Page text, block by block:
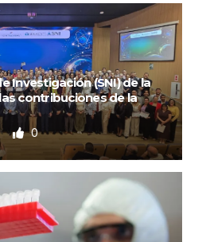
Investigación (SNI) de la
contribuciones de la
0